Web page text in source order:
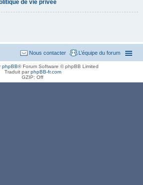
de vie privée
L’équipe du forum
Nous contacter
phpBB® Forum Software © phpBB Limited
Traduit parphpBB-fr.com
GZIP: Off